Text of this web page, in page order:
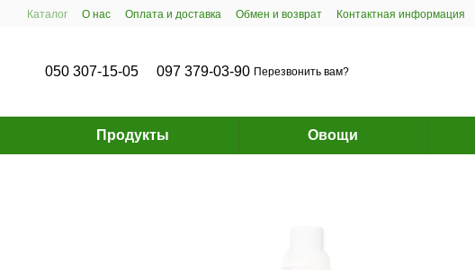
Перейти к основному контенту
Каталог О нас Оплата и доставка Обмен и возврат Контактная информация
050 307-15-05 097 379-03-90 Перезвонить вам?
Продукты Овощи